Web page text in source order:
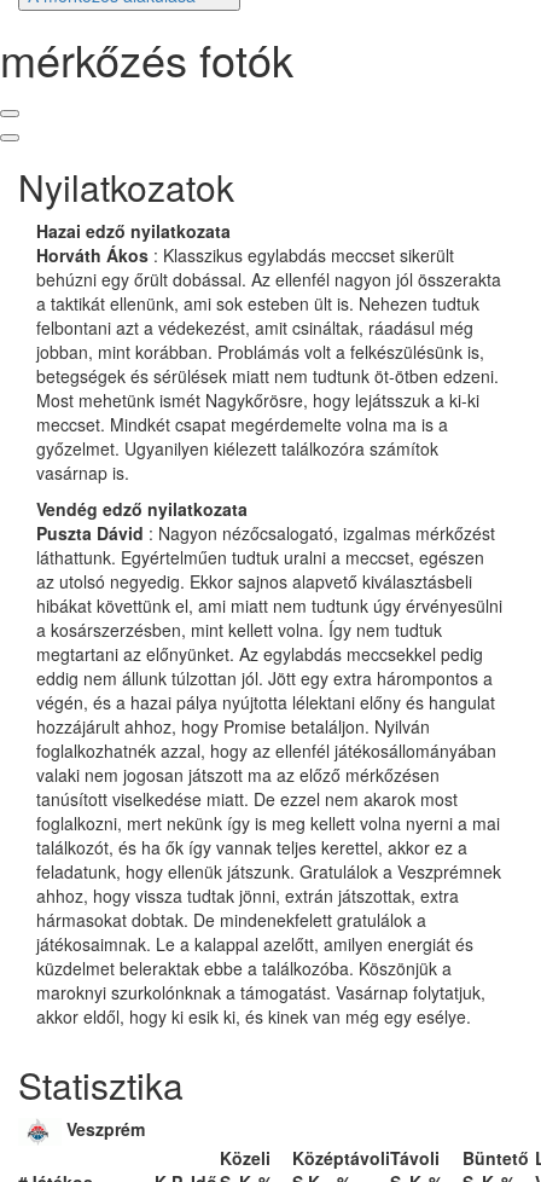
mérkőzés fotók
Nyilatkozatok
Hazai edző nyilatkozata
Horváth Ákos : Klasszikus egylabdás meccset sikerült
behúzni egy őrült dobással. Az ellenfél nagyon jól összerakta
a taktikát ellenünk, ami sok esteben ült is. Nehezen tudtuk
felbontani azt a védekezést, amit csináltak, ráadásul még
jobban, mint korábban. Problámás volt a felkészülésünk is,
betegségek és sérülések miatt nem tudtunk öt-ötben edzeni.
Most mehetünk ismét Nagykőrösre, hogy lejátsszuk a ki-ki
meccset. Mindkét csapat megérdemelte volna ma is a
győzelmet. Ugyanilyen kiélezett találkozóra számítok
vasárnap is.
Vendég edző nyilatkozata
Puszta Dávid : Nagyon nézőcsalogató, izgalmas mérkőzést
láthattunk. Egyértelműen tudtuk uralni a meccset, egészen
az utolsó negyedig. Ekkor sajnos alapvető kiválasztásbeli
hibákat követtünk el, ami miatt nem tudtunk úgy érvényesülni
a kosárszerzésben, mint kellett volna. Így nem tudtuk
megtartani az előnyünket. Az egylabdás meccsekkel pedig
eddig nem állunk túlzottan jól. Jött egy extra hárompontos a
végén, és a hazai pálya nyújtotta lélektani előny és hangulat
hozzájárult ahhoz, hogy Promise betaláljon. Nyilván
foglalkozhatnék azzal, hogy az ellenfél játékosállományában
valaki nem jogosan játszott ma az előző mérkőzésen
tanúsított viselkedése miatt. De ezzel nem akarok most
foglalkozni, mert nekünk így is meg kellett volna nyerni a mai
találkozót, és ha ők így vannak teljes kerettel, akkor ez a
feladatunk, hogy ellenük játszunk. Gratulálok a Veszprémnek
ahhoz, hogy vissza tudtak jönni, extrán játszottak, extra
hármasokat dobtak. De mindenekfelett gratulálok a
játékosaimnak. Le a kalappal azelőtt, amilyen energiát és
küzdelmet beleraktak ebbe a találkozóba. Köszönjük a
maroknyi szurkolónknak a támogatást. Vasárnap folytatjuk,
akkor eldől, hogy ki esik ki, és kinek van még egy esélye.
Statisztika
Veszprém
Közeli
KözéptávoliTávoli Büntető